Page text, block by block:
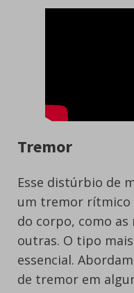
Tremor
Esse distúrbio de
um tremor rítmico
do corpo, como as
outras. O tipo
essencial.
de tremor em